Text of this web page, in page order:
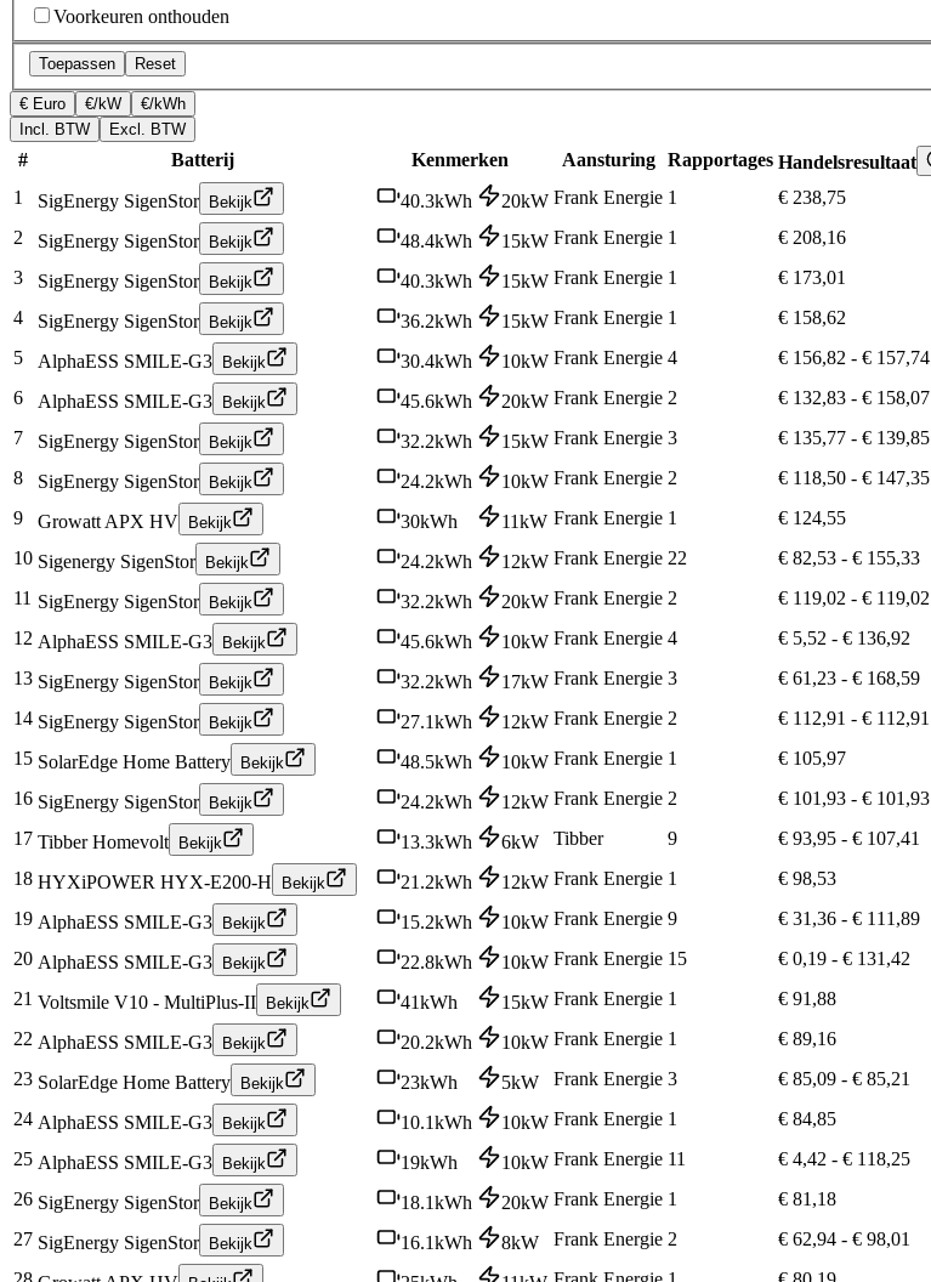
Voorkeuren onthouden
Toepassen Reset
€ Euro €/kW
€/kWh
Incl. BTW
Excl. BTW
# Batterij Kenmerken Aansturing Rapportages Handelsresultaat
1
SigEnergy SigenStor Bekijk 40.3kWh 20kW Frank Energie 1
€ 238,75
2
SigEnergy SigenStor Bekijk 48.4kWh 15kW Frank Energie 1
€ 208,16
3
SigEnergy SigenStor Bekijk 40.3kWh 15kW Frank Energie 1
€ 173,01
4
SigEnergy SigenStor Bekijk 36.2kWh 15kW Frank Energie 1
€ 158,62
5
AlphaESS SMILE-G3 Bekijk 30.4kWh 10kW Frank Energie 4 € 156,82 - € 157,74
6
AlphaESS SMILE-G3 Bekijk 45.6kWh 20kW Frank Energie 2 € 132,83 - € 158,07
7
SigEnergy SigenStor Bekijk 32.2kWh 15kW Frank Energie 3 € 135,77 - € 139,85
8
SigEnergy SigenStor Bekijk 24.2kWh 10kW Frank Energie 2 € 118,50 - € 147,35
9
Growatt APX HV Bekijk 30kWh 11kW Frank Energie 1
€ 124,55
10 Sigenergy SigenStor Bekijk 24.2kWh 12kW Frank Energie 22 € 82,53 - € 155,33
11 SigEnergy SigenStor Bekijk 32.2kWh 20kW Frank Energie 2 € 119,02 - € 119,02
12 AlphaESS SMILE-G3 Bekijk 45.6kWh 10kW Frank Energie 4 € 5,52 - € 136,92
13 SigEnergy SigenStor Bekijk 32.2kWh 17kW Frank Energie 3 € 61,23 - € 168,59
14 SigEnergy SigenStor Bekijk 27.1kWh 12kW Frank Energie 2 € 112,91 - € 112,91
15 SolarEdge Home Battery Bekijk 48.5kWh 10kW Frank Energie 1
€ 105,97
16 SigEnergy SigenStor Bekijk 24.2kWh 12kW Frank Energie 2 € 101,93 - € 101,93
17 Tibber Homevolt Bekijk 13.3kWh 6kW Tibber 9 € 93,95 - € 107,41
18 HYXiPOWER HYX-E200-H Bekijk 21.2kWh 12kW Frank Energie 1
€ 98,53
19 AlphaESS SMILE-G3 Bekijk 15.2kWh 10kW Frank Energie 9 € 31,36 - € 111,89
20 AlphaESS SMILE-G3 Bekijk 22.8kWh 10kW Frank Energie 15 € 0,19 - € 131,42
21 Voltsmile V10 - MultiPlus-II Bekijk 41kWh 15kW Frank Energie 1
€ 91,88
22 AlphaESS SMILE-G3 Bekijk 20.2kWh 10kW Frank Energie 1
€ 89,16
23 SolarEdge Home Battery Bekijk 23kWh 5kW Frank Energie 3 € 85,09 - € 85,21
24 AlphaESS SMILE-G3 Bekijk 10.1kWh 10kW Frank Energie 1
€ 84,85
25 AlphaESS SMILE-G3 Bekijk 19kWh 10kW Frank Energie 11 € 4,42 - € 118,25
26 SigEnergy SigenStor Bekijk 18.1kWh 20kW Frank Energie 1
€ 81,18
27 SigEnergy SigenStor Bekijk 16.1kWh 8kW Frank Energie 2 € 62,94 - € 98,01